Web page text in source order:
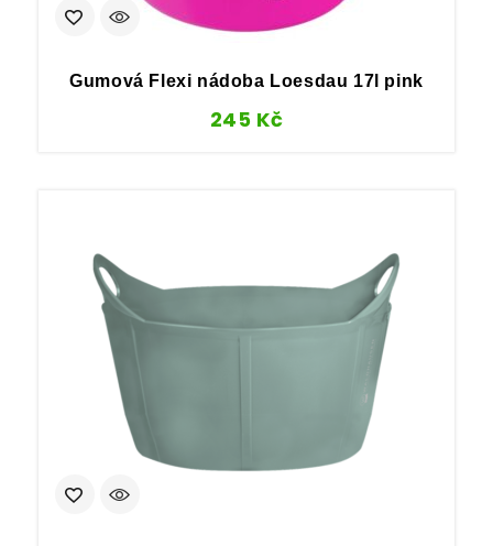
Gumová Flexi nádoba Loesdau 17l pink
245 Kč